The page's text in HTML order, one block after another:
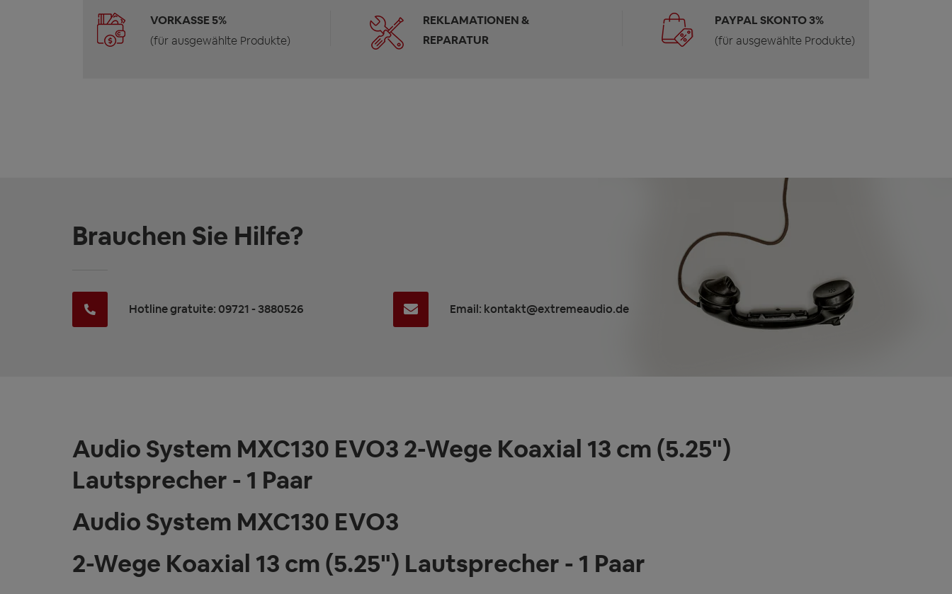
VORKASSE 5%
(für ausgewählte Produkte)
REKLAMATIONEN &
REPARATUR
PAYPAL SKONTO 3%
(für ausgewählte Produkte)
Brauchen Sie Hilfe?
Hotline gratuite: 09721 - 3880526 Email: kontakt@extremeaudio.de
Audio System MXC130 EVO3 2-Wege Koaxial 13 cm (5.25")
Lautsprecher - 1 Paar
Audio System MXC130 EVO3
2-Wege Koaxial 13 cm (5.25") Lautsprecher - 1 Paar